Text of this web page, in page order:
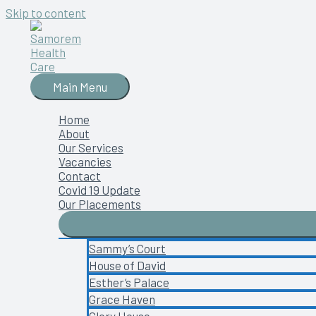
Skip to content
Main Menu
Home
About
Our Services
Vacancies
Contact
Covid 19 Update
Our Placements
Sammy’s Court
House of David
Esther’s Palace
Grace Haven